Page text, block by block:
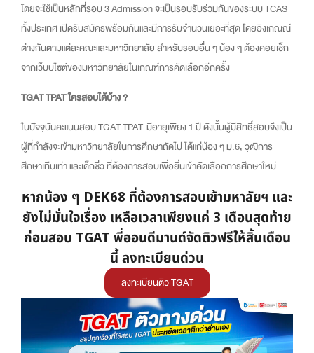
โดยจะใช้เป็นหลักที่รอบ 3 Admission จะเป็นรอบรับร่วมกันของระบบ TCAS
ทั้งประเทศ เปิดรับสมัครพร้อมกันและมีการรับจำนวนเยอะที่สุด โดยอิงเกณณ์
ต่างกันตามแต่ละคณะและมหาวิทยาลัย สำหรับรอบอื่น ๆ น้อง ๆ ต้องคอยเช็ก
จากเว็บบไซต์ของมหาวิทยาลัยในเกณฑ์การคัดเลือกอีกครั้ง
TGAT TPAT ใครสอบได้บ้าง ?
ในปัจจุบันคะแนนสอบ TGAT TPAT มีอายุเพียง 1 ปี ดังนั้นผู้มีสิทธิ์สอบจึงเป็น
ผู้ที่กำลังจะเข้ามหาวิทยาลัยในการศึกษาถัดไป ได้แก่น้อง ๆ ม.6, วุฒิการ
ศึกษาเทีบเท่า และเด็กซิ่ว ที่ต้องการสอบเพื่อยื่นเข้าคัดเลือกการศึกษาใหม่
หากน้อง ๆ DEK68 ที่ต้องการสอบเข้ามหาลัยฯ และ
ยังไม่มั่นใจเรื่อง เหลือเวลาเพียงแค่ 3 เดือนสุดท้าย
ก่อนสอบ TGAT พี่ออนดีมานด์จัดติวฟรีให้สิ้นเดือน
นี้ ลงทะเบียนด่วน
ลงทะเบียนติว TGAT